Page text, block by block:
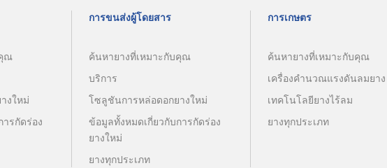
ณ
งใหม่
รกัดร่อง
การขนส่งผู้โดยสาร
ค้นหายางที่เหมาะกับคุณ
บริการ
โซลูชันการหล่อดอกยางใหม่
ข้อมูลทั้งหมดเกี่ยวกับการกัดร่อง
ยางใหม่
ยางทุกประเภท
การเกษตร
ค้นหายางที่เหมาะกับคุณ
เครื่องคำนวณแรงดันลมยาง
เทคโนโลยียางไร้ลม
ยางทุกประเภท